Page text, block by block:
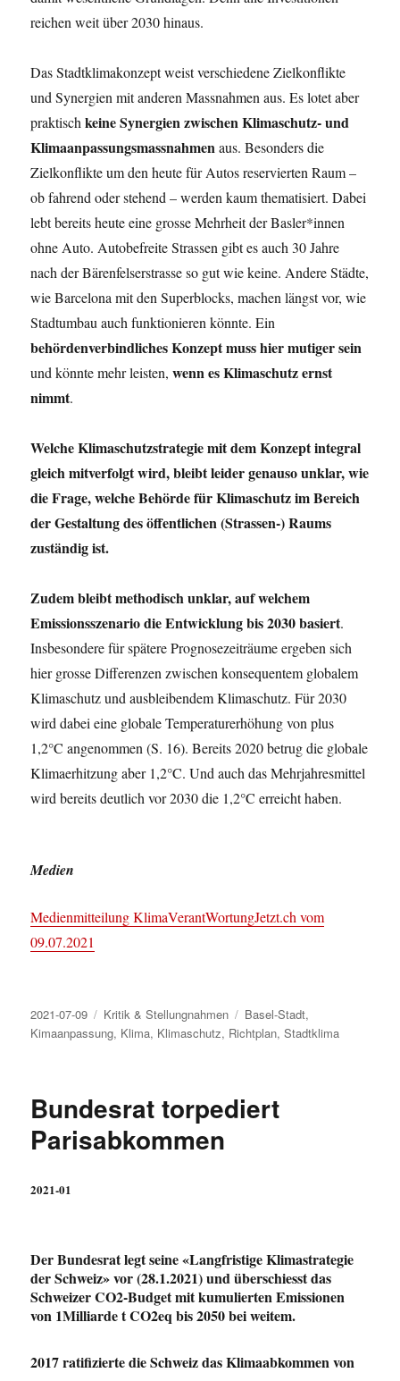
reichen weit über 2030 hinaus.
Das Stadtklimakonzept weist verschiedene Zielkonflikte
und Synergien mit anderen Massnahmen aus. Es lotet aber
praktischkeineSynergien zwischen Klimaschutz- und
Klimaanpassungsmassnahmenaus. Besonders die
Zielkonflikte um den heute für Autos reservierten Raum –
ob fahrend oder stehend – werden kaum thematisiert. Dabei
lebt bereits heute eine grosse Mehrheit der Basler*innen
ohne Auto. Autobefreite Strassen gibt es auch 30 Jahre
nach der Bärenfelserstrasse so gut wie keine. Andere Städte,
wie Barcelona mit den Superblocks, machen längst vor, wie
Stadtumbau auch funktionieren könnte. Ein
behördenverbindliches Konzept muss hier mutiger sein
und könnte mehr leisten,wenn es Klimaschutz ernst
nimmt.
Welche Klimaschutzstrategie mit dem Konzept integral
gleich mitverfolgt wird, bleibt leider genauso unklar, wie
die Frage, welche Behörde für Klimaschutz im Bereich
der Gestaltung des öffentlichen (Strassen-) Raums
zuständig ist.
Zudem bleibt methodisch unklar, auf welchem
Emissionsszenario die Entwicklung bis 2030 basiert.
Insbesondere für spätere Prognosezeiträume ergeben sich
hier grosse Differenzen zwischen konsequentem globalem
Klimaschutz und ausbleibendem Klimaschutz. Für 2030
wird dabei eine globale Temperaturerhöhung von plus
1,2°C angenommen (S. 16). Bereits 2020 betrug die globale
Klimaerhitzung aber 1,2°C. Und auch das Mehrjahresmittel
wird bereits deutlich vor 2030 die 1,2°C erreicht haben.
Medien
Medienmitteilung KlimaVerantWortungJetzt.ch vom
09.07.2021
Veröffentlicht
am
2021-07-09 Kategorien
Kritik & Stellungnahmen Schlagwörter
Basel-Stadt,
Kimaanpassung, Klima, Klimaschutz, Richtplan,Stadtklima
Bundesrat torpediert
Parisabkommen
2021-01
Der Bundesrat legt seine «Langfristige Klimastrategie
der Schweiz» vor (28.1.2021) und überschiesst das
Schweizer CO2-Budget mit kumulierten Emissionen
von 1Milliarde t CO2eq bis 2050 bei weitem.
2017 ratifizierte die Schweiz das Klimaabkommen von